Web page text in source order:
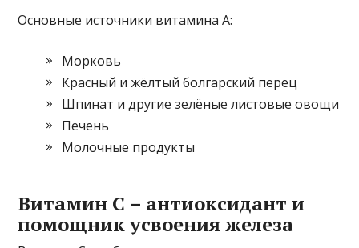
Основные источники витамина А:
Морковь
Красный и жёлтый болгарский перец
Шпинат и другие зелёные листовые овощи
Печень
Молочные продукты
Витамин С – антиоксидант и
помощник усвоения железа